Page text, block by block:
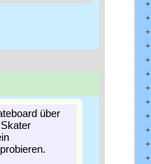
über
+
+
+
+
+
+
+
+
+
+
+
+